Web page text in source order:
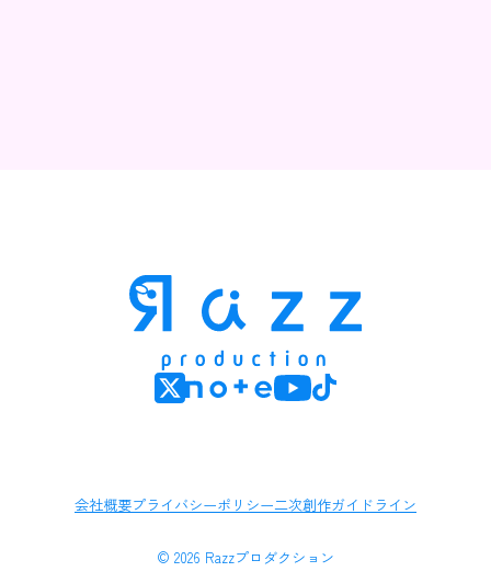
会社概要プライバシーポリシー二次創作ガイドライン
© 2026 Razzプロダクション